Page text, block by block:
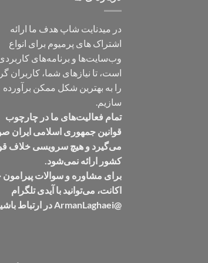
در میدنایت شاپ هدف ما ارائه
اشتراک های پرمیوم برای انواع
وب‌سایت‌ها و برنامه‌های
است، تا نیازهای شما، کاربران
را به بهترین شکل ممکن برآورده
سازیم.
تمام فعالیت‌های ما در چارچوب
قوانین جمهوری اسلامی ایران
می‌گیرد و هیچ سرویسی خلاف
کشور ارائه نمی‌شود.
برای مشاوره و سوالات پیرامون
اکانت، می‌توانید با آیدی تلگرام
@ArmanLaghaei در ارتباط باشید.